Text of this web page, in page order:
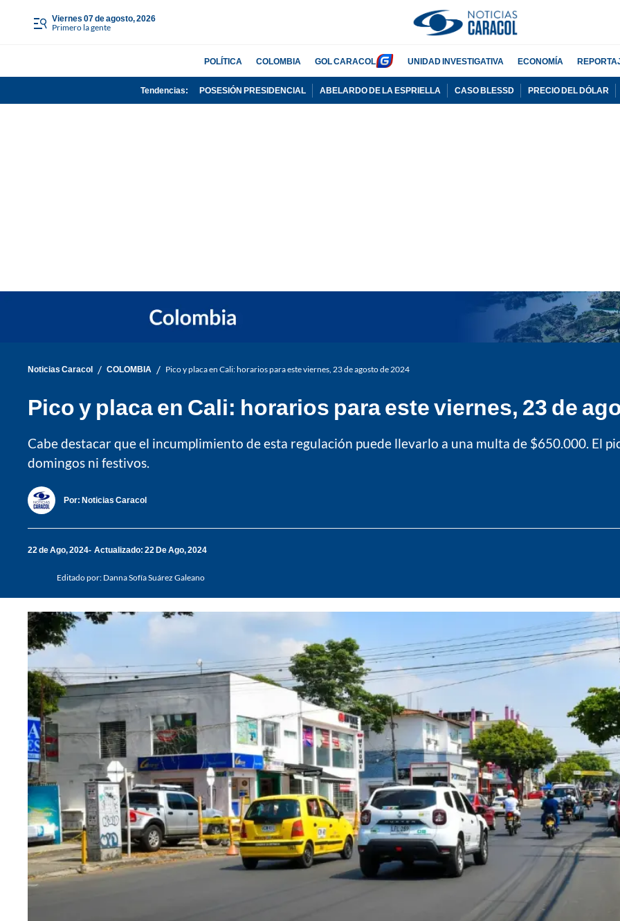
viernes 07 de agosto, 2026
Primero la gente
POLÍTICA COLOMBIA GOL CARACOL UNIDAD INVESTIGATIVA ECONOMÍA
Tendencias: POSESIÓN PRESIDENCIAL ABELARDO DE LA ESPRIELLA CASO BLESSD PRECIO DEL DÓLAR
Noticias Caracol / COLOMBIA / Pico y placa en Cali: horarios para este viernes, 23 de agosto de 2024
Pico y placa en Cali: horarios para este viernes, 23 de
Cabe destacar que el incumplimiento de esta regulación puede llevarlo a una multa de $650.000. El
domingos ni festivos.
Por: Noticias Caracol
22 de Ago, 2024 Actualizado: 22 De Ago, 2024
Editado por: Danna Sofía Suárez Galeano